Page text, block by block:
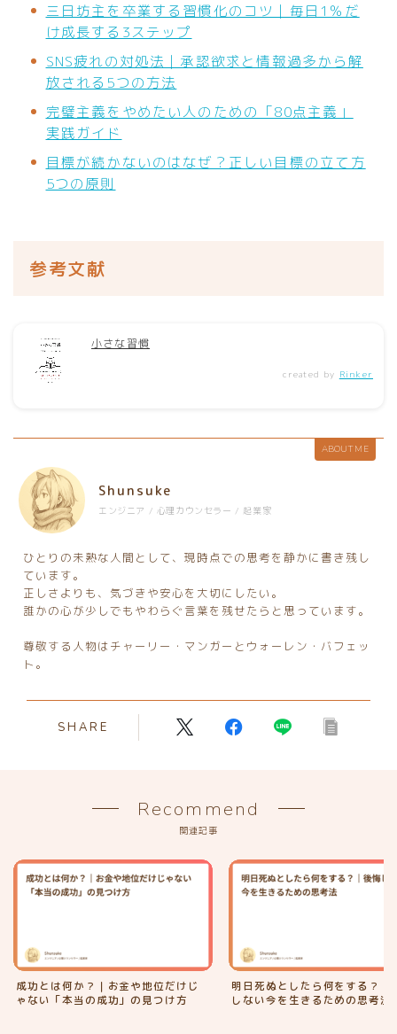
三日坊主を卒業する習慣化のコツ｜毎日1％だ
け成長する3ステップ
SNS疲れの対処法｜承認欲求と情報過多から解
放される5つの方法
完璧主義をやめたい人のための「80点主義」
実践ガイド
目標が続かないのはなぜ？正しい目標の立て方
5つの原則
参考文献
小さな習慣
created by Rinker
ABOUT ME
Shunsuke
エンジニア / 心理カウンセラー / 起業家
ひとりの未熟な人間として、現時点での思考を静かに書き残し
ています。
正しさよりも、気づきや安心を大切にしたい。
誰かの心が少しでもやわらぐ言葉を残せたらと思っています。
尊敬する人物はチャーリー・マンガーとウォーレン・バフェッ
ト。
SHARE
Recommend
関連記事
成功とは何か？｜お金や地位だけじ
ゃない「本当の成功」の見つけ方
明日死ぬとしたら何をする？｜
しない今を生きるための思考法